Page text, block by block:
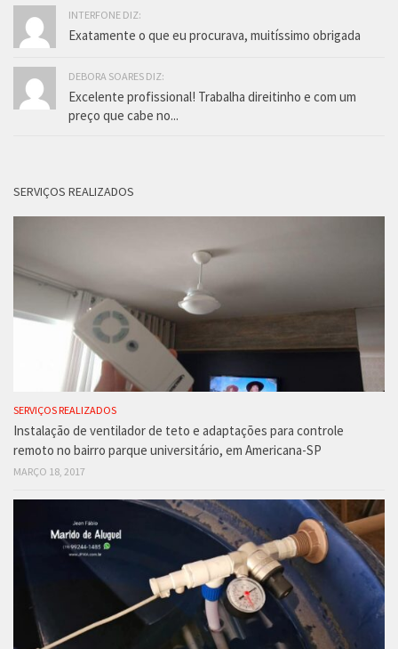
INTERFONE DIZ:
Exatamente o que eu procurava, muitíssimo obrigada
DEBORA SOARES DIZ:
Excelente profissional! Trabalha direitinho e com um
preço que cabe no...
SERVIÇOS REALIZADOS
SERVIÇOS REALIZADOS
Instalação de ventilador de teto e adaptações para controle
remoto no bairro parque universitário, em Americana-SP
MARÇO 18, 2017